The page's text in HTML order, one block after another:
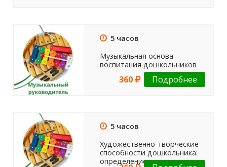
5 часов
Музыкальная основа
воспитания дошкольников
360 Подробнее
5 часов
Художественно-творческие
способности дошкольника:
определение, структура,